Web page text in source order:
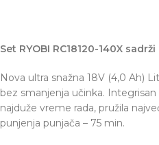
Set RYOBI RC18120-140X
Nova ultra snažna 18V (4,0 Ah)
bez smanjenja učinka.
najduže vreme rada, pružila
punjenja punjača – 75 min.